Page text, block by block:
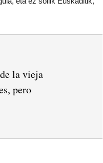
la vieja
pero